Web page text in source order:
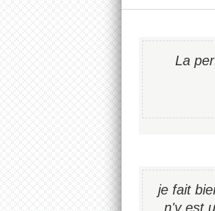
La
je fait
n'y est